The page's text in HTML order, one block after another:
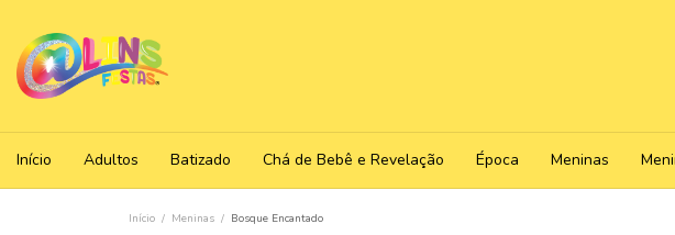
Início Adultos Batizado Chá de Bebê e Revelação Época Meninas
Início / Meninas / Bosque Encantado